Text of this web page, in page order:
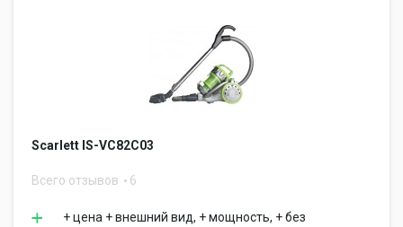
Scarlett IS-VC82C03
Всего отзывов 6
+ цена + внешний вид, + мощность, + без